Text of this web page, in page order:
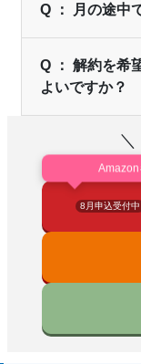
Q ： 月の途
Q ： 解約を希望する場合、いつまでに伝えたら
よいですか？
＼
Amazon
8月申込受付中